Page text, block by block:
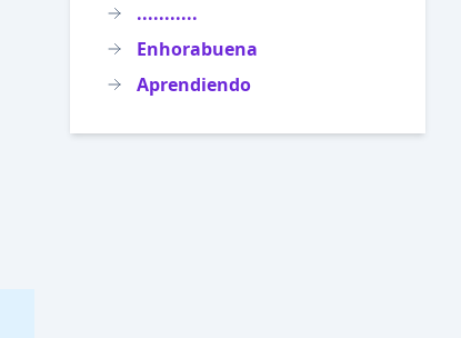
...........
Enhorabuena
Aprendiendo